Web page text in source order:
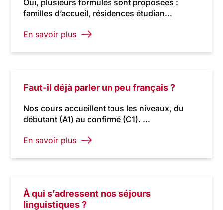
Oui, plusieurs formules sont proposées :
familles d’accueil, résidences étudian...
En savoir plus
Faut-il déjà parler un peu français ?
Nos cours accueillent tous les niveaux, du
débutant (A1) au confirmé (C1). ...
En savoir plus
À qui s’adressent nos séjours
linguistiques ?